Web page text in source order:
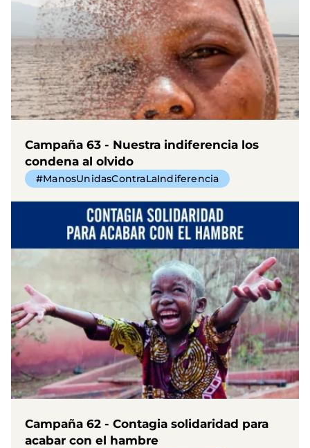
Campaña 63 - Nuestra indiferencia los
condena al olvido
#ManosUnidasContraLaIndiferencia
Campaña 62 - Contagia solidaridad para
acabar con el hambre